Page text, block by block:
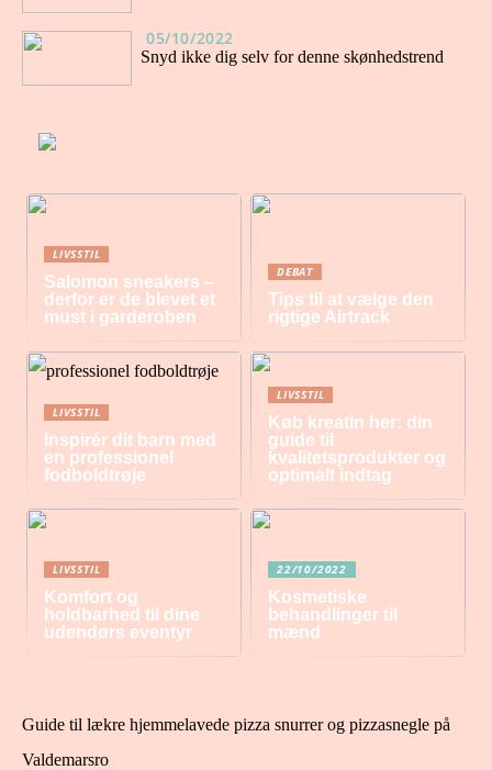
05/10/2022
Snyd ikke dig selv for denne skønhedstrend
LIVSSTIL
Salomon sneakers –
derfor er de blevet et
must i garderoben
DEBAT
Tips til at vælge den
rigtige Airtrack
LIVSSTIL
Inspirér dit barn med
en professionel
fodboldtrøje
LIVSSTIL
Køb kreatin her: din
guide til
kvalitetsprodukter og
optimalt indtag
LIVSSTIL
Komfort og
holdbarhed til dine
udendørs eventyr
22/10/2022
Kosmetiske
behandlinger til
mænd
Guide til lækre hjemmelavede pizza snurrer og pizzasnegle på
Valdemarsro